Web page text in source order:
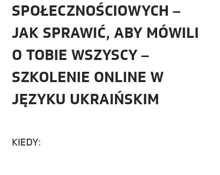
SPOŁECZNOŚCIOWYCH –
JAK SPRAWIĆ, ABY MÓWILI
O TOBIE WSZYSCY –
SZKOLENIE ONLINE W
JĘZYKU UKRAIŃSKIM
KIEDY: